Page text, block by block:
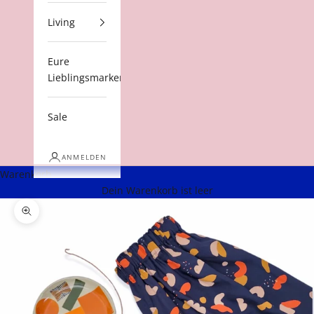
Living
Eure
Lieblingsmarken
Sale
ANMELDEN
Warenkorb
Dein Warenkorb ist leer
Bild vergrößern